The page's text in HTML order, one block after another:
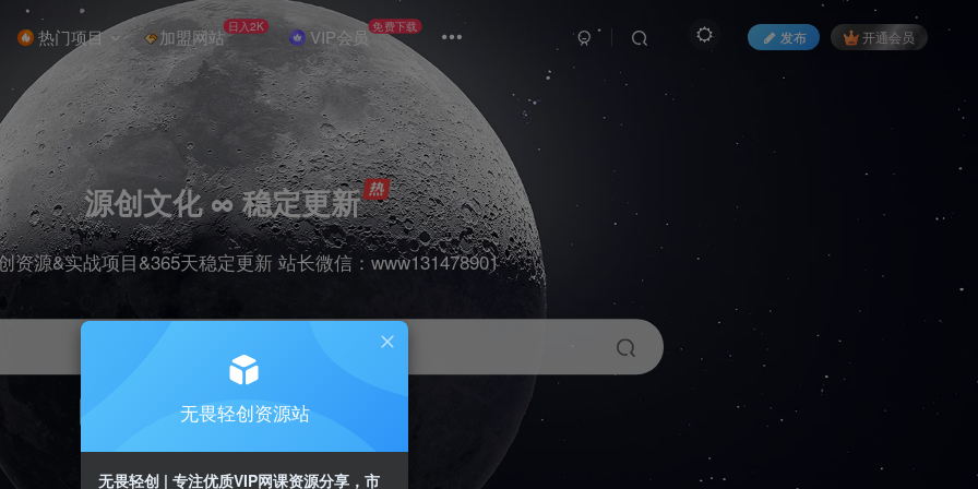
热门项目 加盟网站 日入2K VIP会员 免费下载
发布 开通会员
源创文化 ∞ 稳定更新
资源&实战项目&365天稳定更新 站长微信：www131478901
引流 剪辑 短视频
无畏轻创资源站
无畏轻创 | 专注优质VIP网课资源分享，市